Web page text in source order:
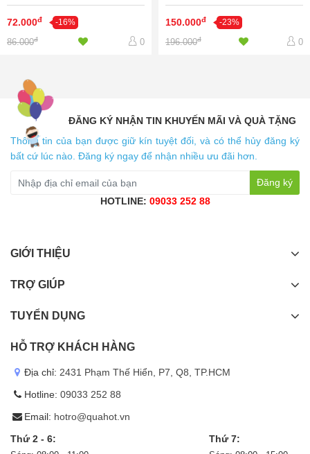
72.000đ -16%
86.000đ 0
150.000đ -23%
196.000đ 0
ĐĂNG KÝ NHẬN TIN KHUYẾN MÃI VÀ QUÀ TẶNG
Thông tin của bạn được giữ kín tuyệt đối, và có thể hủy đăng ký
bất cứ lúc nào. Đăng ký ngay để nhận nhiều ưu đãi hơn.
Đăng ký
HOTLINE: 09033 252 88
GIỚI THIỆU
TRỢ GIÚP
TUYỂN DỤNG
HỖ TRỢ KHÁCH HÀNG
Địa chỉ: 2431 Phạm Thế Hiển, P7, Q8, TP.HCM
Hotline: 09033 252 88
Email: hotro@quahot.vn
Thứ 2 - 6:
Thứ 7: